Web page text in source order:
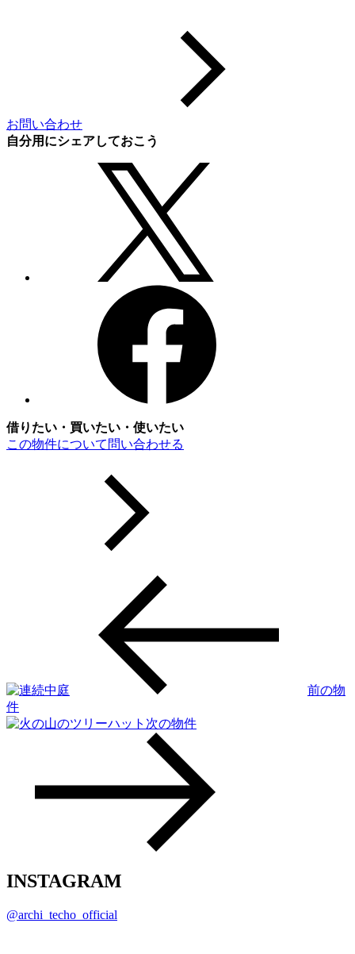
お問い合わせ
自分用にシェアしておこう
借りたい・買いたい・使いたい
この物件について問い合わせる
前の物
件
次の物件
INSTAGRAM
@archi_techo_official